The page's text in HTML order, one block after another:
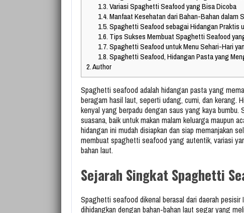
1.3.Variasi Spaghetti Seafood yang Bisa Dicoba
1.4.Manfaat Kesehatan dari Bahan-Bahan dalam
1.5.Spaghetti Seafood sebagai Hidangan Praktis
1.6. Tips Sukses Membuat Spaghetti Seafood
1.7.Spaghetti Seafood untuk Menu Sehari-Hari
1.8.Spaghetti Seafood, Hidangan Pasta yang
2.Author
Spaghetti seafood adalah hidangan pasta yang
beragam hasil laut, seperti udang, cumi, dan kerang.
kenyal yang berpadu dengan saus yang kaya
suasana, baik untuk makan malam keluarga maupun
hidangan ini mudah disiapkan dan siap memanjakan
membuat spaghetti seafood yang autentik, variasi
bahan laut.
Sejarah Singkat Spaghetti
Spaghetti seafood dikenal berasal dari daerah pesisir
dihidangkan dengan bahan-bahan laut segar yang